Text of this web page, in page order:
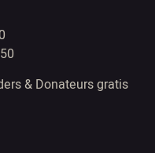
& Donateurs gratis